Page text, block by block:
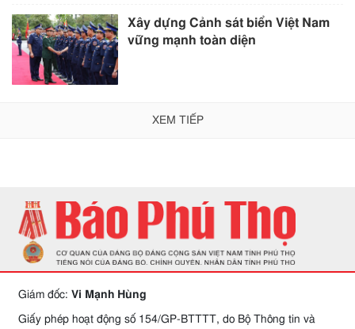
Xây dựng Cảnh sát biển Việt Nam
vững mạnh toàn diện
XEM TIẾP
Giám đốc: Vi Mạnh Hùng
Giấy phép hoạt động số 154/GP-BTTTT, do Bộ Thông tin và